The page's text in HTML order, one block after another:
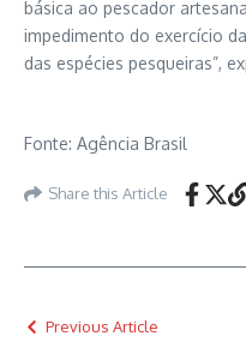
básica ao pescador
impedimento do exercício
das espécies pesqueiras”,
Fonte: Agência Brasil
Share this Article
Previous Article